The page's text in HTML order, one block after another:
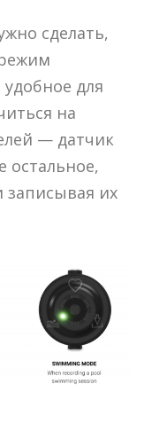
сделать,
для
на
— датчик
остальное,
их